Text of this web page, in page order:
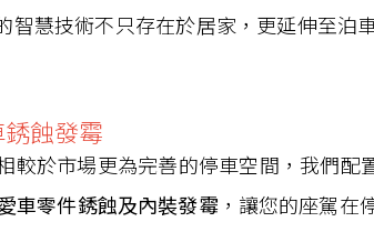
智慧技術不只存在於居家，更延伸至泊
蝕發霉
較於市場更為完善的停車空間，我們配
車零件銹蝕及內裝發霉，讓您的座駕在